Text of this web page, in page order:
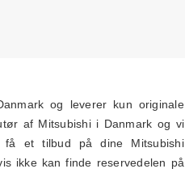
og leverer kun originale
af Mitsubishi i Danmark og vi
få et tilbud på dine Mitsubishi
ikke kan finde reservedelen på